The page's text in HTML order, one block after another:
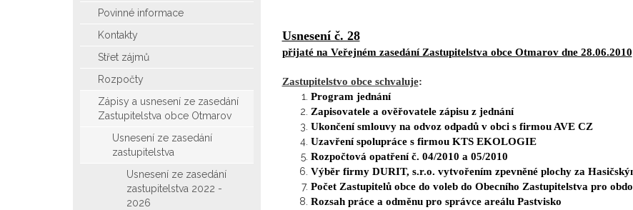
Povinné informace
Kontakty
Střet zájmů
Rozpočty
Zápisy a usnesení ze zasedání
Zastupitelstva obce Otmarov
Usnesení ze zasedání
zastupitelstva
Usnesení ze zasedání
zastupitelstva 2022 -
2026
Usnesení č. 28
přijaté na Veřejném zasedání Zastupitelstva obce Otmarov dne 28.06.2010
Zastupitelstvo obce schvaluje:
Program jednání
Zapisovatele a ověřovatele zápisu z jednání
Ukončení smlouvy na odvoz odpadů v obci s firmou AVE CZ
Uzavření spolupráce s firmou KTS EKOLOGIE
Rozpočtová opatření č. 04/2010 a 05/2010
Výběr firmy DURIT, s.r.o. vytvořením zpevněné plochy za
Počet Zastupitelů obce do voleb do Obecního Zastupitelstva pro
Rozsah práce a odměnu pro správce areálu Pastvisko